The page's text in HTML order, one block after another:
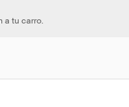
a tu carro.